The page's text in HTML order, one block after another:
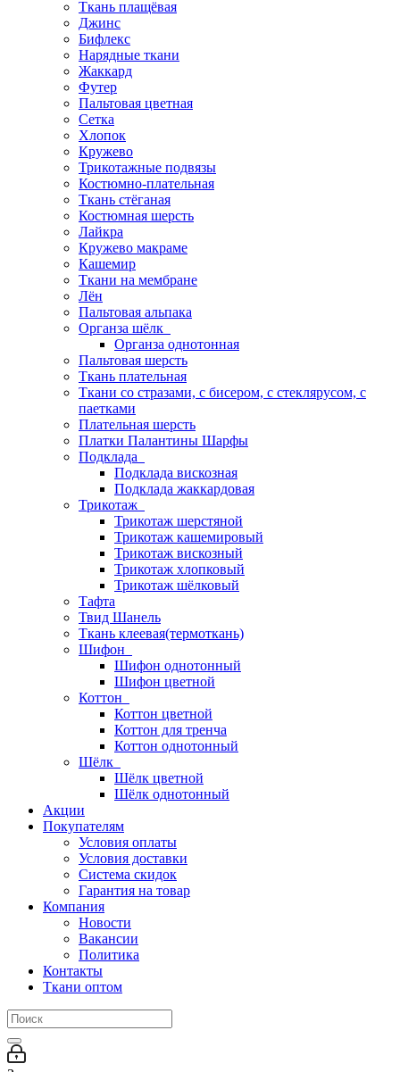
Ткань плащёвая
Джинс
Бифлекс
Нарядные ткани
Жаккард
Футер
Пальтовая цветная
Сетка
Хлопок
Кружево
Трикотажные подвязы
Костюмно-плательная
Ткань стёганая
Костюмная шерсть
Лайкра
Кружево макраме
Кашемир
Ткани на мембране
Лён
Пальтовая альпака
Органза шёлк
Органза однотонная
Пальтовая шерсть
Ткань плательная
Ткани со стразами, с бисером, с стеклярусом, с
паетками
Плательная шерсть
Платки Палантины Шарфы
Подклада
Подклада вискозная
Подклада жаккардовая
Трикотаж
Трикотаж шерстяной
Трикотаж кашемировый
Трикотаж вискозный
Трикотаж хлопковый
Трикотаж шёлковый
Тафта
Твид Шанель
Ткань клеевая(термоткань)
Шифон
Шифон однотонный
Шифон цветной
Коттон
Коттон цветной
Коттон для тренча
Коттон однотонный
Шёлк
Шёлк цветной
Шёлк однотонный
Акции
Покупателям
Условия оплаты
Условия доставки
Система скидок
Гарантия на товар
Компания
Новости
Вакансии
Политика
Контакты
Ткани оптом